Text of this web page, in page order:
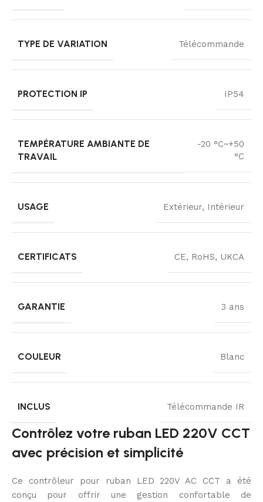
TYPE DE VARIATION Télécommande
PROTECTION IP IP54
TEMPÉRATURE AMBIANTE DE
TRAVAIL
-20 °C~+50
°C
USAGE Extérieur, Intérieur
CERTIFICATS CE, RoHS, UKCA
GARANTIE 3 ans
COULEUR Blanc
INCLUS Télécommande IR
Contrôlez votre ruban LED 220V CCT
avec précision et simplicité
Ce contrôleur pour ruban LED 220V AC CCT a été
conçu pour offrir une gestion confortable de